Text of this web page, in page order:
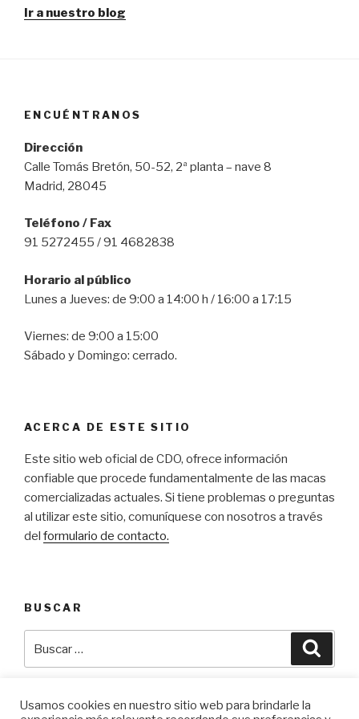
Ir a nuestro blog
ENCUÉNTRANOS
Dirección
Calle Tomás Bretón, 50-52, 2ª planta – nave 8
Madrid, 28045
Teléfono / Fax
91 5272455 / 91 4682838
Horario al público
Lunes a Jueves: de 9:00 a 14:00 h / 16:00 a 17:15
Viernes: de 9:00 a 15:00
Sábado y Domingo: cerrado.
ACERCA DE ESTE SITIO
Este sitio web oficial de CDO, ofrece información
confiable que procede fundamentalmente de las macas
comercializadas actuales. Si tiene problemas o preguntas
al utilizar este sitio, comuníquese con nosotros a través
del formulario de contacto.
BUSCAR
Usamos cookies en nuestro sitio web para brindarle la